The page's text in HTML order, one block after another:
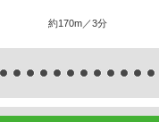
約170m／3分